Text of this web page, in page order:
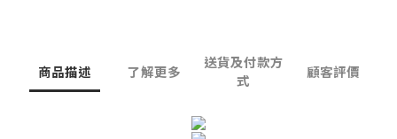
商品描述 了解更多
送貨及付款方
式
顧客評價